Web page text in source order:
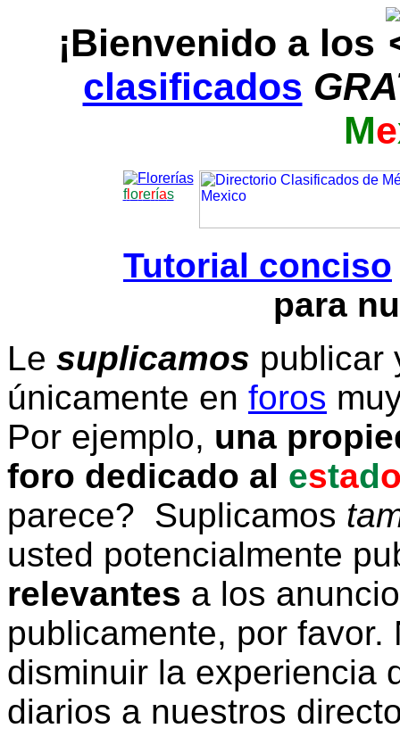
¡Bienvenido a los
clasificados
Me
florerías
Tutorial conciso
para
Le suplicamos publicar
únicamente en foros
Por ejemplo, una
foro dedicado al estad
parece? Suplicamos
usted potencialmente
relevantes a los
publicamente, por
disminuir la experiencia
diarios a nuestros